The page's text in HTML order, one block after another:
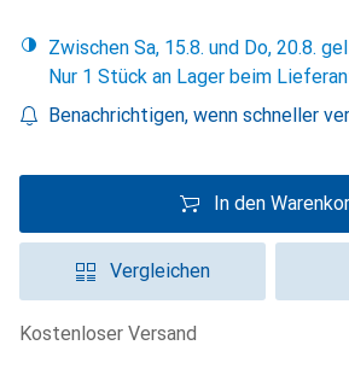
Zwischen Sa, 15.8. und Do, 20.8.
Nur 1 Stück an Lager beim
Benachrichtigen, wenn schneller
In den
Vergleichen
kostenloser Versand